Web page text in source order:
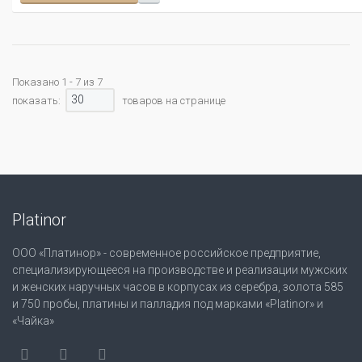
Показано 1 - 7 из 7
показать:
30 товаров на странице
Platinor
ООО «Платинор» - современное российское предприятие,
специализирующееся на производстве и реализации мужских
и женских наручных часов в корпусах из серебра, золота 585
и 750 пробы, платины и палладия под марками «Platinor» и
«Чайка»